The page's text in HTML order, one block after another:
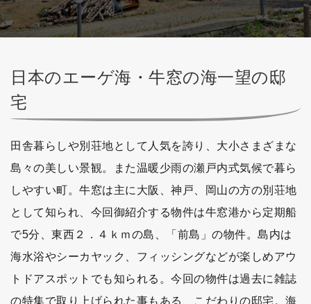
日本のエーゲ海・牛窓の海一望の邸
宅
田舎暮らしや別荘地として人気を誇り、大小さまざまな
島々の美しい景観。また温暖少雨の瀬戸内式気候で暮ら
しやすい町。牛窓は主に大阪、神戸、岡山の方の別荘地
として知られ、今回御紹介する物件は牛窓港から定期船
で5分、東西２．４ｋｍの島、「前島」の物件。島内は
海水浴やシーカヤック、フィッシングなどが楽しめアウ
トドアスポットでも知られる。今回の物件は過去に雑誌
の特集で取り上げられた事もある、こだわりの邸宅。海